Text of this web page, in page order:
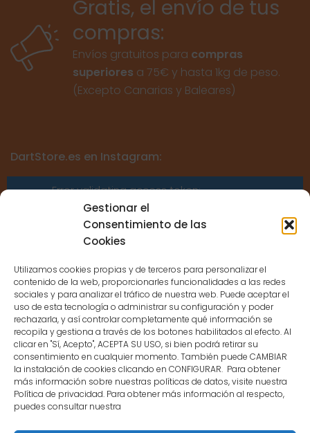
Gestionar el
Consentimiento de las
Cookies
Utilizamos cookies propias y de terceros para personalizar el
contenido de la web, proporcionarles funcionalidades a las redes
sociales y para analizar el tráfico de nuestra web. Puede aceptar el
uso de esta tecnología o administrar su configuración y poder
rechazarla, y así controlar completamente qué información se
recopila y gestiona a través de los botones habilitados al efecto. Al
clicar en "Sí, Acepto", ACEPTA SU USO, si bien podrá retirar su
consentimiento en cualquier momento. También puede CAMBIAR
la instalación de cookies clicando en CONFIGURAR. Para obtener
más información sobre nuestras políticas de datos, visite nuestra
Política de privacidad. Para obtener más información al respecto,
puedes consultar nuestra
Gratis, el envío de tus
compras:
Envíos gratuitos para compras
superiores a 75€ y hasta 1kg de peso.
(Excepto Canarias y Baleares)
DartStore.es en Instagram:
Error validating access token:
Sessions for the user are not allowed
because the user is not a confirmed
CONTACTO
MENÚ PRINCIPAL
MI CUENTA